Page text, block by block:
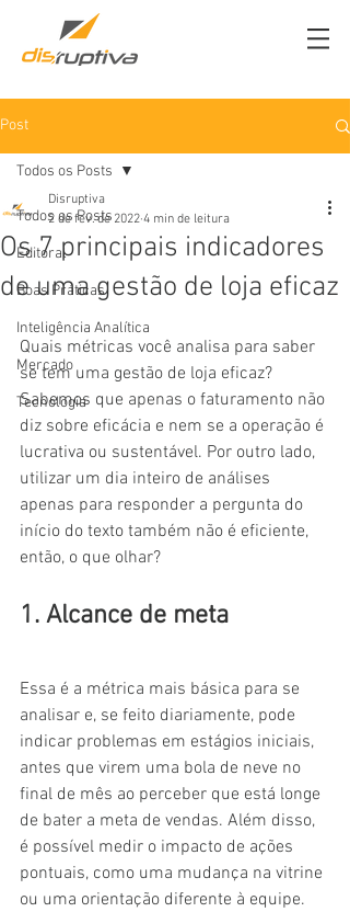
Post
Todos os Posts
Editoral
Boas Práticas
Inteligência Analítica
Mercado
Tecnologia
Todos os Posts
Os 7 principais indicadores
de uma gestão de loja eficaz
Disruptiva
2 de fev. de 2022 4 min de leitura
Quais métricas você analisa para saber
se tem uma gestão de loja eficaz?
Sabemos que apenas o faturamento não
diz sobre eficácia e nem se a operação é
lucrativa ou sustentável. Por outro lado,
utilizar um dia inteiro de análises
apenas para responder a pergunta do
início do texto também não é eficiente,
então, o que olhar?
1. Alcance de meta
Essa é a métrica mais básica para se
analisar e, se feito diariamente, pode
indicar problemas em estágios iniciais,
antes que virem uma bola de neve no
final de mês ao perceber que está longe
de bater a meta de vendas. Além disso,
é possível medir o impacto de ações
pontuais, como uma mudança na vitrine
ou uma orientação diferente à equipe.